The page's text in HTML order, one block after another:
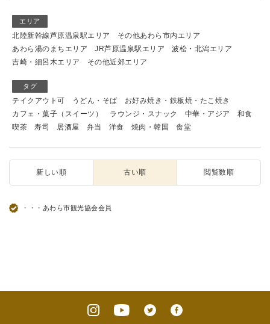
エリア
北陸新幹線芦原温泉駅エリア
その他あわら市内エリア
あわら湯のまちエリア
JR芦原温泉駅エリア
波松・北潟エリア
吉崎・細呂木エリア
その他近郊エリア
タグ
テイクアウト可 うどん・そば
お好み焼き・鉄板焼・たこ焼き
カフェ・菓子（スイーツ）
ラウンジ・スナック 中華・アジア
和食
喫茶
寿司 居酒屋 弁当 洋食 焼肉・韓国 食堂
新しい順 古い順 閲覧数順
・・・あわら市観光協会会員